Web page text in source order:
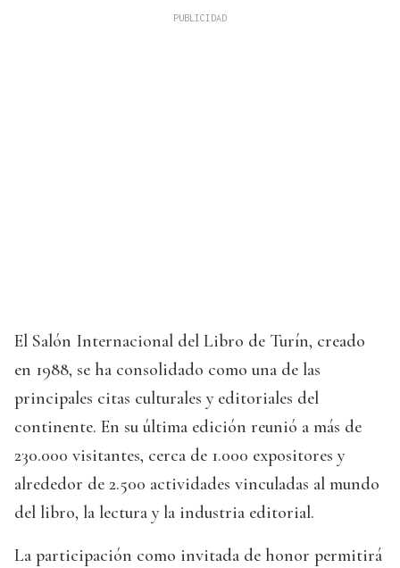
El Salón Internacional del Libro de Turín, creado
en 1988, se ha consolidado como una de las
principales citas culturales y editoriales del
continente. En su última edición reunió a más de
230.000 visitantes, cerca de 1.000 expositores y
alrededor de 2.500 actividades vinculadas al mundo
del libro, la lectura y la industria editorial.
La participación como invitada de honor permitirá